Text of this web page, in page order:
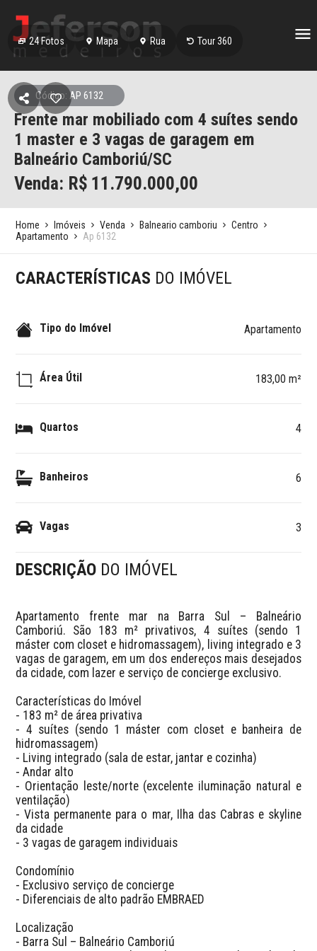
24Fotos Mapa Rua Tour 360
Código: AP 6132
Frente mar mobiliado com 4 suítes sendo
1 master e 3 vagas de garagem em
Balneário Camboriú/SC
Venda: R$ 11.790.000,00
Home Imóveis Venda Balneario camboriu
Centro
Apartamento
Ap 6132
CARACTERÍSTICAS DO IMÓVEL
Tipo do Imóvel Apartamento
Área Útil 183,00 m²
Quartos 4
Banheiros 6
Vagas 3
DESCRIÇÃO DO IMÓVEL
Apartamento frente mar na Barra Sul – Balneário
Camboriú. São 183 m² privativos, 4 suítes (sendo 1
máster com closet e hidromassagem), living integrado e 3
vagas de garagem, em um dos endereços mais desejados
da cidade, com lazer e serviço de concierge exclusivo.
Características do Imóvel
- 183 m² de área privativa
- 4 suítes (sendo 1 máster com closet e banheira de
hidromassagem)
- Living integrado (sala de estar, jantar e cozinha)
- Andar alto
- Orientação leste/norte (excelente iluminação natural e
ventilação)
- Vista permanente para o mar, Ilha das Cabras e skyline
da cidade
- 3 vagas de garagem individuais
Condomínio
- Exclusivo serviço de concierge
- Diferenciais de alto padrão EMBRAED
Localização
- Barra Sul – Balneário Camboriú